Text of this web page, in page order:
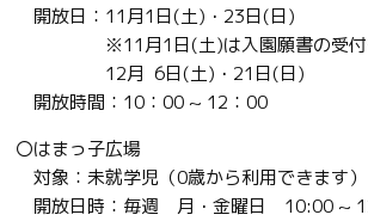
開放日：11月1日(土)・23日(日)
※11月1日(土)は入園願書の受付も
12月 6日(土)・21日(日)
開放時間：10：00 ~ 12：00
〇はまっ子広場
対象：未就学児（0歳から利用できます）
開放日時：毎週 月・金曜日 10:00 ~